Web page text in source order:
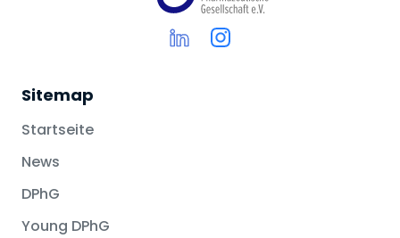
Sitemap
Startseite
News
DPhG
Young DPhG